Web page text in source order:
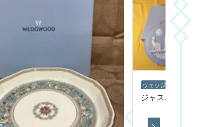
ウェッジウッド
ジャスパー イヤープ